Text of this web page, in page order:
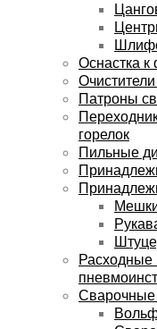
Оснастка
Очистители
Патроны
горелок
Пильные
Расходные
Сварочные